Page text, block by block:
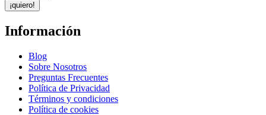
¡quiero!
Información
Blog
Sobre Nosotros
Preguntas Frecuentes
Política de Privacidad
Términos y condiciones
Política de cookies